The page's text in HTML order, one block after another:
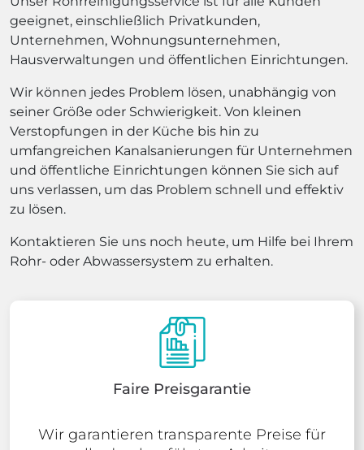
geeignet, einschließlich Privatkunden,
Unternehmen, Wohnungsunternehmen,
Hausverwaltungen und öffentlichen Einrichtungen.
Wir können jedes Problem lösen, unabhängig von
seiner Größe oder Schwierigkeit. Von kleinen
Verstopfungen in der Küche bis hin zu
umfangreichen Kanalsanierungen für Unternehmen
und öffentliche Einrichtungen können Sie sich auf
uns verlassen, um das Problem schnell und effektiv
zu lösen.
Kontaktieren Sie uns noch heute, um Hilfe bei Ihrem
Rohr- oder Abwassersystem zu erhalten.
Faire Preisgarantie
Wir garantieren transparente Preise für